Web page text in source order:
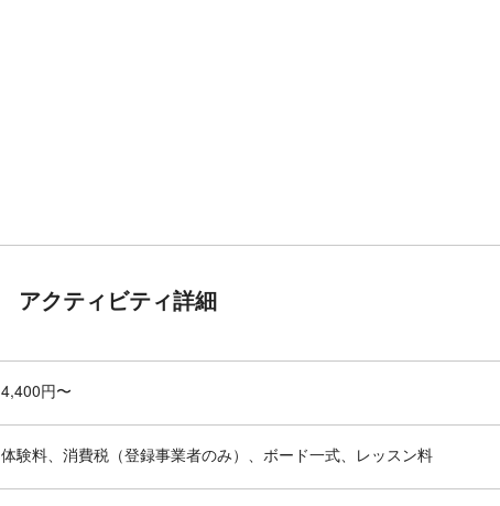
アクティビティ詳細
4,400円〜
体験料、消費税（登録事業者のみ）、ボード一式、レッスン料